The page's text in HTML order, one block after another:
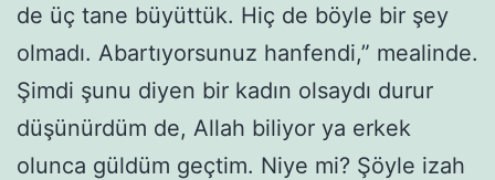
de üç tane büyüttük. Hiç de böyle bir şey
olmadı. Abartıyorsunuz hanfendi,” mealinde.
Şimdi şunu diyen bir kadın olsaydı durur
düşünürdüm de, Allah biliyor ya erkek
olunca güldüm geçtim. Niye mi? Şöyle izah